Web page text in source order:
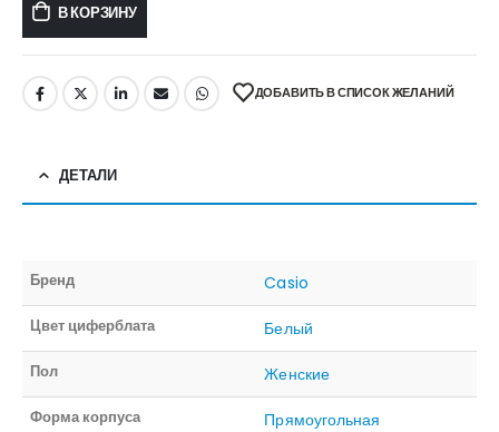
В КОРЗИНУ
ДОБАВИТЬ В СПИСОК ЖЕЛАНИЙ
ДЕТАЛИ
Бренд Casio
Цвет циферблата Белый
Пол Женские
Форма корпуса Прямоугольная